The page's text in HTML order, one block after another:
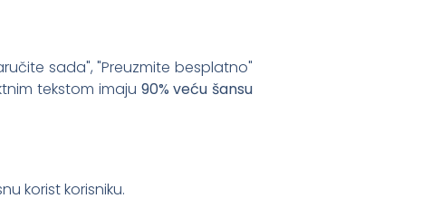
sada", "Preuzmite besplatno"
tekstom imaju 90% veću šansu
korist korisniku.